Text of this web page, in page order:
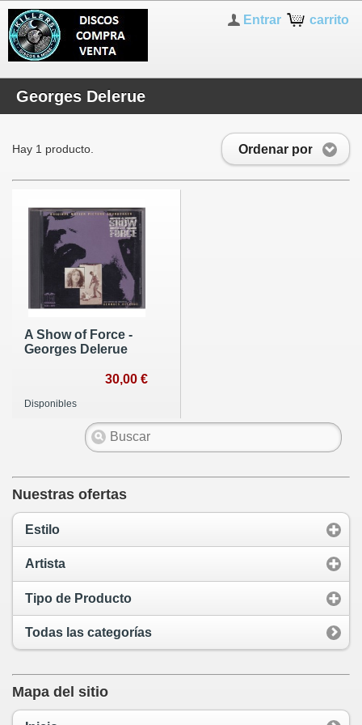
carrito
Entrar
Georges Delerue
Ordenar por
Hay 1 producto.
A Show of Force -
Georges Delerue
30,00 €
Disponibles
Nuestras ofertas
Estilo
Artista
Tipo de Producto
Todas las categorías
Mapa del sitio